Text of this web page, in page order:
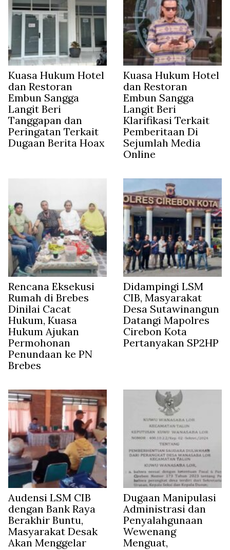
Kuasa Hukum Hotel
dan Restoran
Embun Sangga
Langit Beri
Tanggapan dan
Peringatan Terkait
Dugaan Berita Hoax
Kuasa Hukum Hotel
dan Restoran
Embun Sangga
Langit Beri
Klarifikasi Terkait
Pemberitaan Di
Sejumlah Media
Online
Rencana Eksekusi
Rumah di Brebes
Dinilai Cacat
Hukum, Kuasa
Hukum Ajukan
Permohonan
Penundaan ke PN
Brebes
Didampingi LSM
CIB, Masyarakat
Desa Sutawinangun
Datangi Mapolres
Cirebon Kota
Pertanyakan SP2HP
Audensi LSM CIB
dengan Bank Raya
Berakhir Buntu,
Masyarakat Desak
Akan Menggelar
Dugaan Manipulasi
Administrasi dan
Penyalahgunaan
Wewenang
Menguat,